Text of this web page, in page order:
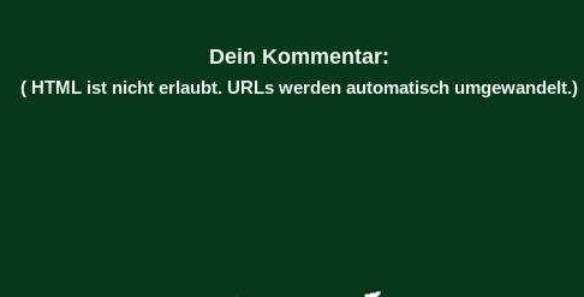
Dein Kommentar:
( HTML ist nicht erlaubt. URLs werden automatisch umgewandelt.)